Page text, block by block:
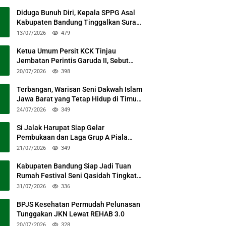
Diduga Bunuh Diri, Kepala SPPG Asal
Kabupaten Bandung Tinggalkan Surat
Permohonan Maaf
13/07/2026 479
Ketua Umum Persit KCK Tinjau
Jembatan Perintis Garuda II, Sebut
Simbol Kebersamaan TNI dan Rakyat
20/07/2026 398
Terbangan, Warisan Seni Dakwah Islam
Jawa Barat yang Tetap Hidup di Timur
Kabupaten Bandung
24/07/2026 349
Si Jalak Harupat Siap Gelar
Pembukaan dan Laga Grup A Piala
Presiden 2026 Sabtu Mendatang
21/07/2026 349
Kabupaten Bandung Siap Jadi Tuan
Rumah Festival Seni Qasidah Tingkat
Nasional
31/07/2026 336
BPJS Kesehatan Permudah Pelunasan
Tunggakan JKN Lewat REHAB 3.0
20/07/2026 328